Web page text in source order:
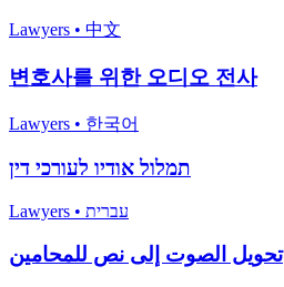
Lawyers • 中文
변호사를 위한 오디오 전사
Lawyers • 한국어
תמלול אודיו לעורכי דין
Lawyers • עברית
تحويل الصوت إلى نص للمحامين